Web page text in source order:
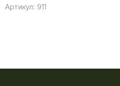
Артикул: 911